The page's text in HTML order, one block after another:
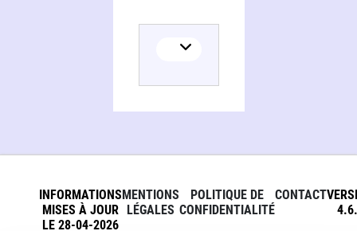
INFORMATIONS
MISES À JOUR
LE 28-04-2026
MENTIONS
LÉGALES
POLITIQUE DE
CONFIDENTIALITÉ
CONTACT